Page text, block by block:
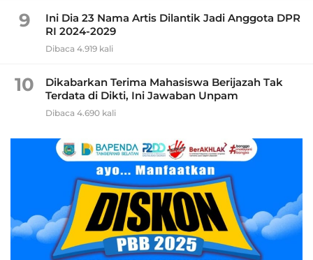
9
Ini Dia 23 Nama Artis Dilantik Jadi Anggota DPR
RI 2024-2029
Dibaca 4.919 kali
10
Dikabarkan Terima Mahasiswa Berijazah Tak
Terdata di Dikti, Ini Jawaban Unpam
Dibaca 4.690 kali